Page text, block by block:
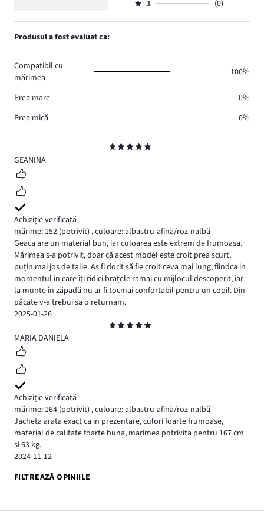
5
GEANINA
Achiziție verificată
mărime: 152 (potrivit) ,culoare: albastru-afină/roz-nalbă
Geaca are un material bun, iar culoarea este extrem de frumoasa.
Mărimea s-a potrivit, doar că acest model este croit prea scurt,
puțin mai jos de talie. As fi dorit să fie croit ceva mai lung, fiindca in
momentul in care îți ridici brațele ramai cu mijlocul descoperit, iar
la munte în zăpadă nu ar fi tocmai confortabil pentru un copil. Din
păcate v-a trebui sa o returnam.
2025-01-26
5
MARIA DANIELA
Achiziție verificată
mărime: 164 (potrivit) ,culoare: albastru-afină/roz-nalbă
Jacheta arata exact ca in prezentare, culori foarte frumoase,
material de calitate foarte buna, marimea potrivita pentru 167 cm
si 63 kg.
2024-11-12
FILTREAZĂ OPINIILE
2.
0.
numărul
2,
Evaluare
1,
1 (0)
Produsul a fost evaluat ca:
Compatibil cu
mărimea
100%
Prea mare
0%
Prea mică
0%